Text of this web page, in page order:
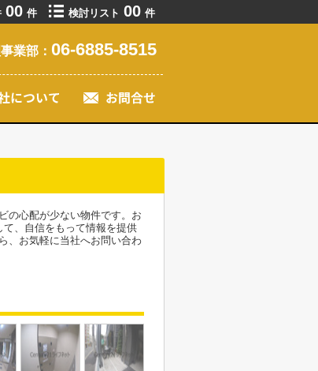
00 件 検討リスト 00 件
業部： 06-6885-8515
の心配が少ない物件です。お
、自信をもって情報を提供
、お気軽に当社へお問い合わ